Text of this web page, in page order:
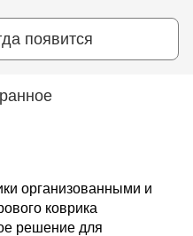
появится
организованными и
коврика
решение для